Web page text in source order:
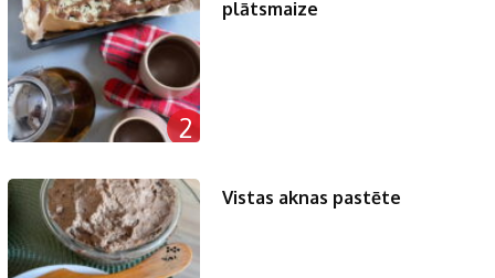
2
plātsmaize
Vistas aknas pastēte